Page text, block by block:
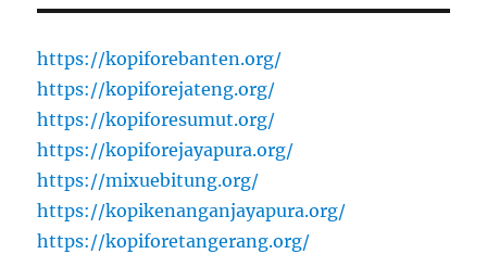
https://kopiforebanten.org/
https://kopiforejateng.org/
https://kopiforesumut.org/
https://kopiforejayapura.org/
https://mixuebitung.org/
https://kopikenanganjayapura.org/
https://kopiforetangerang.org/